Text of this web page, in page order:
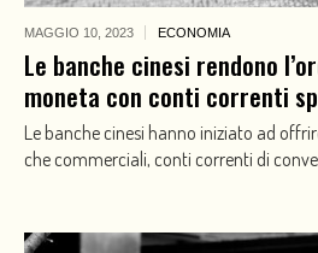
MAGGIO 10, 2023 ECONOMIA
Le banche cinesi rendono
moneta con conti correnti
Le banche cinesi hanno iniziato ad
che commerciali, conti correnti di